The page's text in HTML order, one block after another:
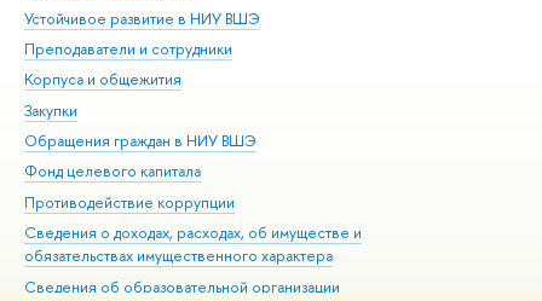
Устойчивое развитие в НИУ ВШЭ
Преподаватели и сотрудники
Корпуса и общежития
Закупки
Обращения граждан в НИУ ВШЭ
Фонд целевого капитала
Противодействие коррупции
Сведения о доходах, расходах, об имуществе и
обязательствах имущественного характера
Сведения об образовательной организации